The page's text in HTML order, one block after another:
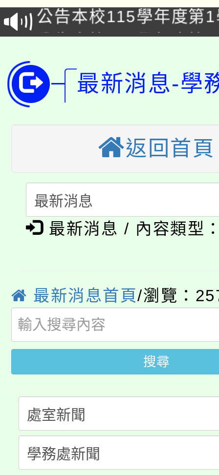
生本土語及新住民語歌
公告本校115學年度第
代理(課)教師甄選結果(
公告本校115學年度第
代理(課)教師甄選結果(
《TA101》溝通分析基
心理、諮商輔導、社會
轉知苗栗縣政府辦理
門員」簡章及活動海報
桃園市115學年度學生
展演活動實施計畫」
115年度「教育部表揚
義教育推展貢獻獎」
「2026 ART TAIPEI臺
博覽會」之「藝術教育
「2026金融保險知識
車」活動
桃園市115學年度學生
代理(課)教師甄選結果(
轉知中國文化大學推廣
《TA101》溝通分析基
程，歡迎學生輔導中心
系所師生報名參加。
轉知苗栗縣政府辦理
縣市「校園短影音徵選
踴躍報名參加。
桃園市115學年度學生
要點
「桃園市補助參觀特色
展演活動實施計畫」
115年度「教育部表揚
義教育推展貢獻獎」
「2026 ART TAIPEI臺
博覽會」之「藝術教育
最新消息-學
返回首頁
最新消息 / 內容類型
最新消息首頁/瀏覽：
搜尋